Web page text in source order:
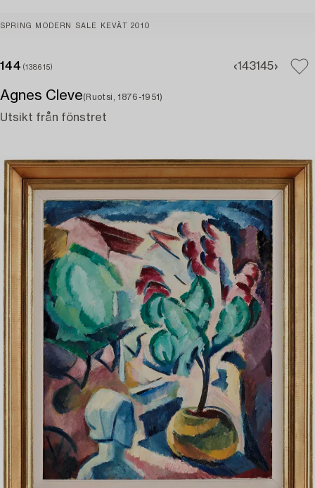
SPRING MODERN SALE KEVÄT 2010
144 (138615) 143145
Agnes Cleve(Ruotsi, 1876-1951)
Utsikt från fönstret